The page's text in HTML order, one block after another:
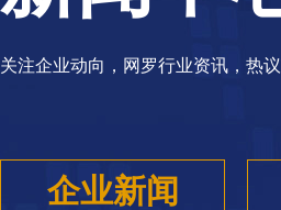
关注企业动向，网罗行业资讯，热
企业新闻